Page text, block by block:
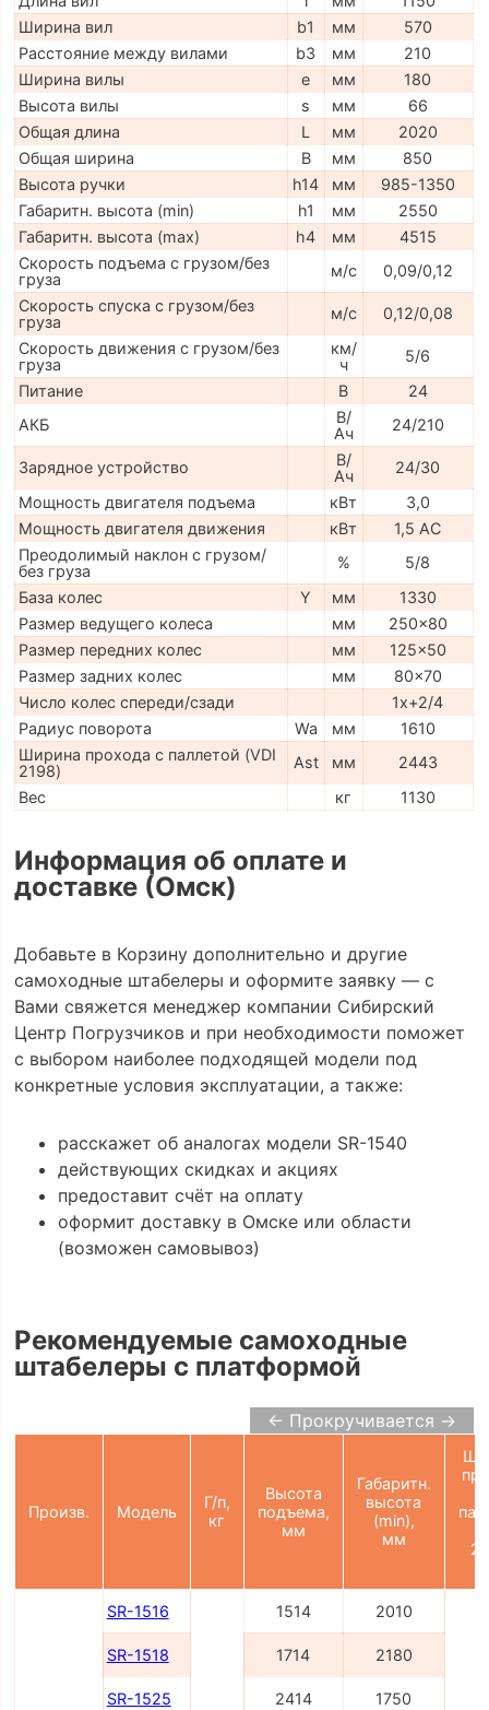
Ширина вил
b1 мм
570
Расстояние между вилами
b3 мм
210
Ширина вилы
e мм
180
Высота вилы
s мм
66
Общая длина
L мм
2020
Общая ширина
B мм
850
Высота ручки
h14 мм
985-1350
Габаритн. высота (min)
h1 мм
2550
Габаритн. высота (max)
h4 мм
4515
Скорость подъема с грузом/без
груза
м/с
0,09/0,12
Скорость спуска с грузом/без
груза
м/с
0,12/0,08
Скорость движения с грузом/без
груза
км/
ч
5/6
Питание
В
24
АКБ
В/
Ач
24/210
Зарядное устройство
В/
Ач
24/30
Мощность двигателя подъема
кВт
3,0
Мощность двигателя движения
кВт
1,5 AC
Преодолимый наклон с грузом/
без груза
%
5/8
База колес
Y мм
1330
Размер ведущего колеса
мм
250x80
Размер передних колес
мм
125x50
Размер задних колес
мм
80x70
Число колес спереди/сзади
1x+2/4
Радиус поворота
Wa мм
1610
Ширина прохода с паллетой (VDI
2198)
Ast мм
2443
Вес
кг 1130
Информация об оплате и
доставке (Омск)
Добавьте в Корзину дополнительно и другие
самоходные штабелеры и оформите заявку — с
Вами свяжется менеджер компании Сибирский
Центр Погрузчиков и при необходимости поможет
с выбором наиболее подходящей модели под
конкретные условия эксплуатации, а также:
расскажет об аналогах модели SR-1540
действующих скидках и акциях
предоставит счёт на оплату
оформит доставку в Омске или области
(возможен самовывоз)
Рекомендуемые самоходные
штабелеры с платформой
← Прокручивается →
Произв. Модель
Г/п,
кг
Высота
подъема,
мм
Габаритн.
высота
(min),
мм
SR-1516 1514 2010
SR-1518 1714 2180
SR-1525 2414 1750